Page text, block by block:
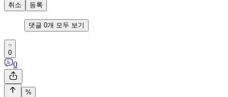
취소 등록
댓글 0개 모두 보기
0
0
%